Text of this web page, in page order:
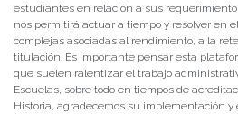
estudiantes en relación a sus
nos permitirá actuar a tiempo y resolver en
complejas asociadas al rendimiento, a la
titulación. Es importante pensar esta
que suelen ralentizar el trabajo
Escuelas, sobre todo en tiempos de
Historia, agradecemos su implementación